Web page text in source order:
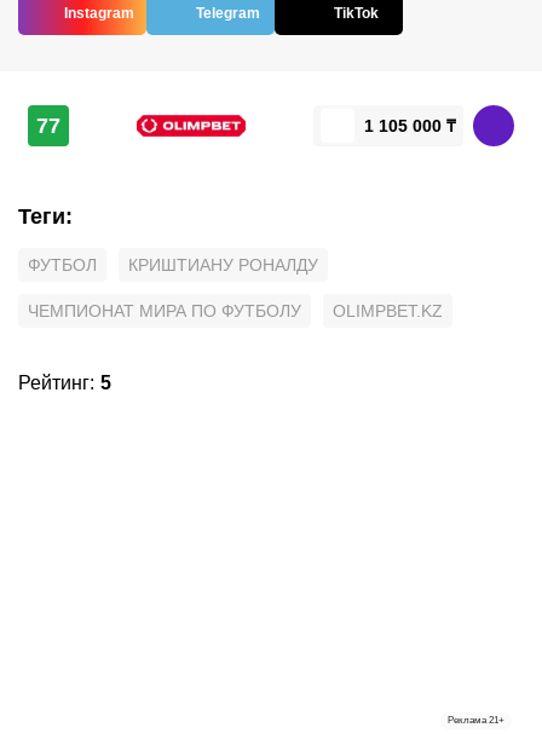
Instagram Telegram TikTok
77 1 105 000 ₸
Теги:
ФУТБОЛ КРИШТИАНУ РОНАЛДУ
ЧЕМПИОНАТ МИРА ПО ФУТБОЛУ OLIMPBET.KZ
Рейтинг: 5
Реклама 21+